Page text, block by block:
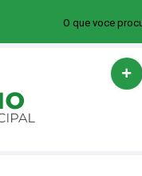
O que voce